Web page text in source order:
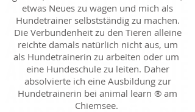
etwas Neues zu wagen und mich als
Hundetrainer selbstständig zu machen.
Die Verbundenheit zu den Tieren alleine
reichte damals natürlich nicht aus, um
als Hundetrainerin zu arbeiten oder um
eine Hundeschule zu leiten. Daher
absolvierte ich eine Ausbildung zur
Hundetrainerin bei animal learn ® am
Chiemsee.